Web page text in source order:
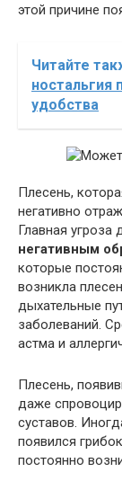
этой причине
Читайте
удобства
Плесень,
негативно
Главная угроза
негативным
которые
возникла
дыхательные
заболеваний.
астма и
Плесень,
даже
суставов.
появился
постоянно